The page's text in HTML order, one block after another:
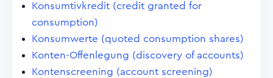
Konsumtivkredit (credit granted for
consumption)
Konsumwerte (quoted consumption shares)
Konten-Offenlegung (discovery of accounts)
Kontenscreening (account screening)